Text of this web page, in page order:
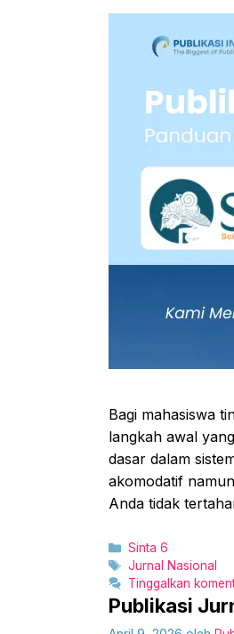
Bagi mahasiswa
langkah awal
dasar dalam
akomodatif
Anda tidak
Kategori
Sinta 6
Tag
Jurnal Nasional
Tinggalkan
Publikasi